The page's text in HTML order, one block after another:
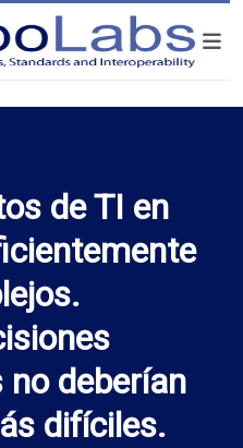
de TI en
deberían
difíciles.